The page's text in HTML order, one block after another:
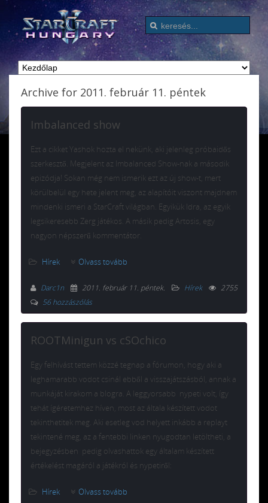
Archive for 2011. február 11. péntek
Imbalanced show
Ezt a cikket Yashok hozta el nekünk, aki jelenleg próbaidős
szerkesztő. Megjelent az Imbalanced Show-nak a második
epizódja! Sokan még nem ismerik ezt az új show-t, mert
körülbelül egy hete jelent meg, az alapítóit viszont majdnem
mindenki ismeri a StarCraft világban. Egyikük Idra, az egyik
legsikeresebb Zerg játékos. A másik pedig Artosis, egy
nagyon népszerű kommentátor.
Hírek Olvass tovább
Darc1n 2011. február 11. péntek. Hírek
2755
56 hozzászólás
ROOTMinigun vs cSOchico
Egy felhívást tettem közzé tegnap a fórumon, hogy aki a
leghamarabb vodot csinál ebből a visszajátszásból, annak a
munkáját kirakom a blogra. A leggyorsabb nypeti volt, így
tehát ígéretemhez híven, most az általa készített vodot
tekinthetitek meg. Aki esetleg vod helyett inkább a replayt
tekintené meg, az a fentebbi linken nyugodtan letöltheti, a
bejegyzésben pedig olvashattok egy általam készített
értékelést magáról a játékról és nypetiről:
Hírek Olvass tovább